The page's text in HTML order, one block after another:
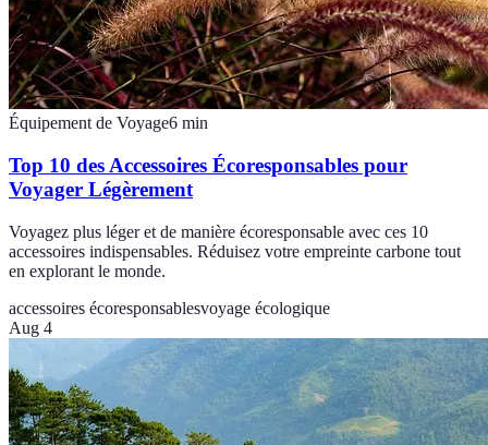
Équipement de Voyage6 min
Top 10 des Accessoires Écoresponsables pour
Voyager Légèrement
Voyagez plus léger et de manière écoresponsable avec ces 10
accessoires indispensables. Réduisez votre empreinte carbone tout
en explorant le monde.
accessoires écoresponsablesvoyage écologique
Aug 4